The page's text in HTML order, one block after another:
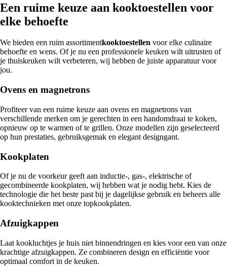
Een ruime keuze aan kooktoestellen voor
elke behoefte
We bieden een ruim assortimentkooktoestellen voor elke culinaire
behoefte en wens. Of je nu een professionele keuken wilt uitrusten of
je thuiskeuken wilt verbeteren, wij hebben de juiste apparatuur voor
jou.
Ovens en magnetrons
Profiteer van een ruime keuze aan ovens en magnetrons van
verschillende merken om je gerechten in een handomdraai te koken,
opnieuw op te warmen of te grillen. Onze modellen zijn geselecteerd
op hun prestaties, gebruiksgemak en elegant designgant.
Kookplaten
Of je nu de voorkeur geeft aan inductie-, gas-, elektrische of
gecombineerde kookplaten, wij hebben wat je nodig hebt. Kies de
technologie die het beste past bij je dagelijkse gebruik en beheers alle
kooktechnieken met onze topkookplaten.
Afzuigkappen
Laat kookluchtjes je huis niet binnendringen en kies voor een van onze
krachtige afzuigkappen. Ze combineren design en efficiëntie voor
optimaal comfort in de keuken.